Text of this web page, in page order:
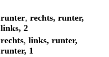
runter, rechts, runter,
links, 2
rechts, links, runter,
runter, 1